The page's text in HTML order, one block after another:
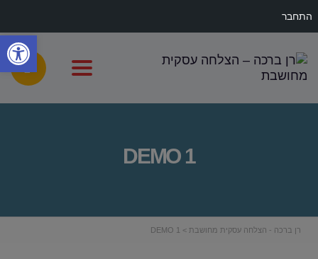
התחבר
navigation
DEMO 1
רן ברכה - הצלחה עסקית מחושבת >
DEMO 1